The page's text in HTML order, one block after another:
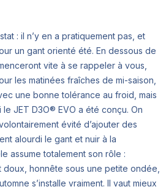
: il n’y en a pratiquement pas, et
un gant orienté été. En dessous de
vite à se rappeler à vous,
les matinées fraîches de mi-saison,
une bonne tolérance au froid, mais
JET D3O® EVO a été conçu. On
évité d’ajouter des
alourdi le gant et nuir à la
assume totalement son rôle :
honnête sous une petite ondée,
s’installe vraiment. Il vaut mieux